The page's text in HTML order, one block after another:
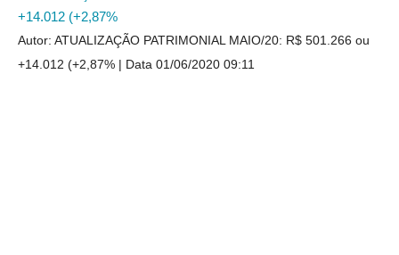
+14.012 (+2,87%
Autor: ATUALIZAÇÃO PATRIMONIAL MAIO/20: R$ 501.266 ou
+14.012 (+2,87%
Data 01/06/2020 09:11